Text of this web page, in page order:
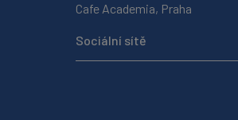
Cafe Academia, Praha
Sociální sítě